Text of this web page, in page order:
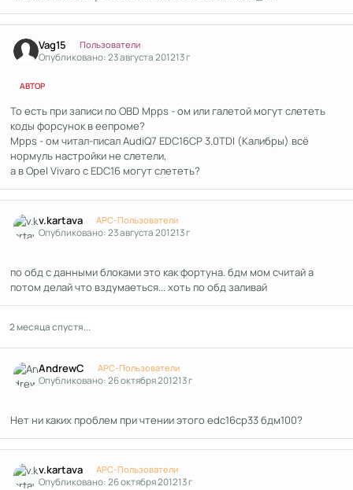
Vag15 Пользователи
Опубликовано:23 августа 201213 г
АВТОР
То есть при записи по OBD Mpps - ом или галетой могут слететь
коды форсунок в еепроме?
Mpps - ом читал-писал AudiQ7 EDC16CP 3.0TDI (Калибры) всё
нормуль настройки не слетели,
а в Opel Vivaro c EDС16 могут слететь?
v.kartava APC-Пользователи
Опубликовано:23 августа 201213 г
по обд с данными блоками это как фортуна. бдм мом считай а
потом делай что вздумаеться... хоть по обд заливай
2 месяца спустя...
AndrewC APC-Пользователи
Опубликовано:26 октября 201213 г
Нет ни каких проблем при чтении этого edc16cp33 бдм100?
v.kartava APC-Пользователи
Опубликовано:26 октября 201213 г